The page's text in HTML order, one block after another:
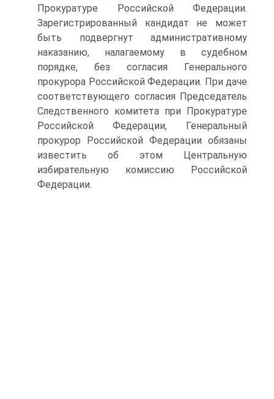
Прокуратуре Российской Федерации.
Зарегистрированный кандидат не может
быть подвергнут административному
наказанию, налагаемому в судебном
порядке, без согласия Генерального
прокурора Российской Федерации. При даче
соответствующего согласия Председатель
Следственного комитета при Прокуратуре
Российской Федерации, Генеральный
прокурор Российской Федерации обязаны
известить об этом Центральную
избирательную комиссию Российской
Федерации.